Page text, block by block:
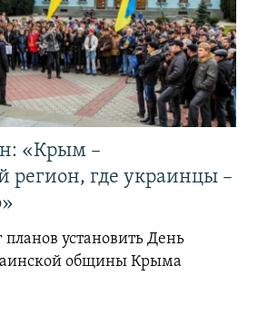
«Крым –
регион, где украинцы –
планов установить День
общины Крыма